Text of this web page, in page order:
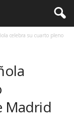
celebra su cuarto pleno
Madrid